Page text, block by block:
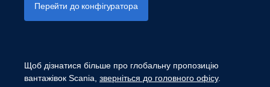
Перейти до конфігуратора
Щоб дізнатися більше про глобальну пропозицію
вантажівок Scania, зверніться до головного офісу.